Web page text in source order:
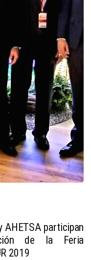
AHETSA participan
de la Feria
2019